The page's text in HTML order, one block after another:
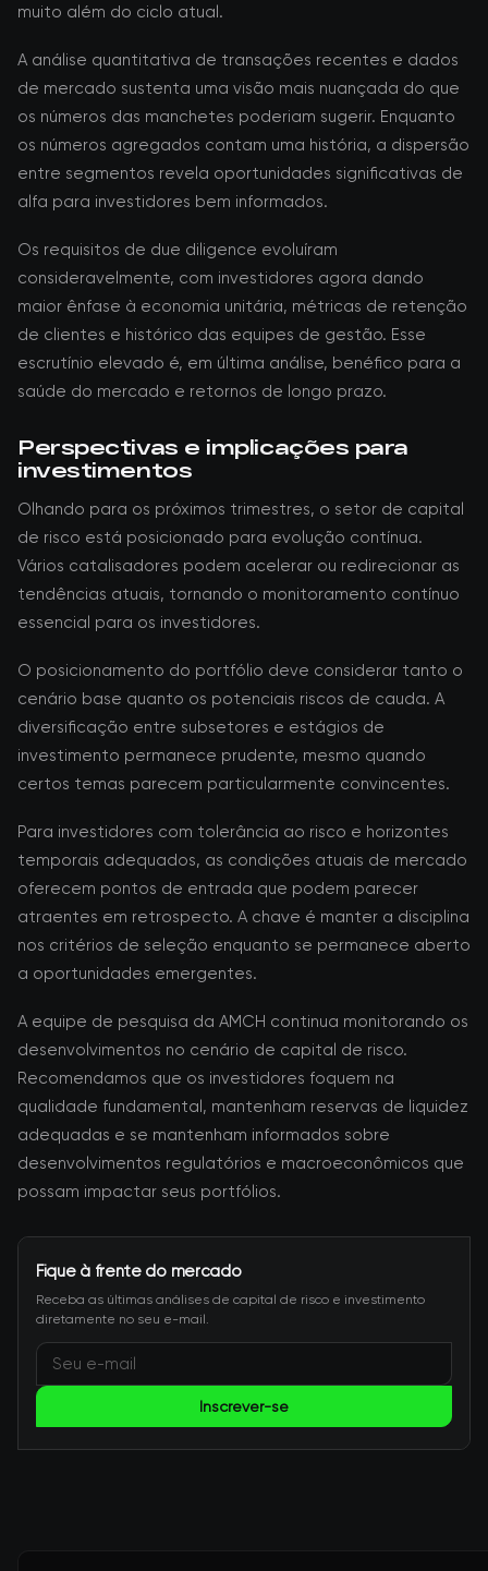
muito além do ciclo atual.
A análise quantitativa de transações recentes e dados
de mercado sustenta uma visão mais nuançada do que
os números das manchetes poderiam sugerir. Enquanto
os números agregados contam uma história, a dispersão
entre segmentos revela oportunidades significativas de
alfa para investidores bem informados.
Os requisitos de due diligence evoluíram
consideravelmente, com investidores agora dando
maior ênfase à economia unitária, métricas de retenção
de clientes e histórico das equipes de gestão. Esse
escrutínio elevado é, em última análise, benéfico para a
saúde do mercado e retornos de longo prazo.
Perspectivas e implicações para
investimentos
Olhando para os próximos trimestres, o setor de capital
de risco está posicionado para evolução contínua.
Vários catalisadores podem acelerar ou redirecionar as
tendências atuais, tornando o monitoramento contínuo
essencial para os investidores.
O posicionamento do portfólio deve considerar tanto o
cenário base quanto os potenciais riscos de cauda. A
diversificação entre subsetores e estágios de
investimento permanece prudente, mesmo quando
certos temas parecem particularmente convincentes.
Para investidores com tolerância ao risco e horizontes
temporais adequados, as condições atuais de mercado
oferecem pontos de entrada que podem parecer
atraentes em retrospecto. A chave é manter a disciplina
nos critérios de seleção enquanto se permanece aberto
a oportunidades emergentes.
A equipe de pesquisa da AMCH continua monitorando os
desenvolvimentos no cenário de capital de risco.
Recomendamos que os investidores foquem na
qualidade fundamental, mantenham reservas de liquidez
adequadas e se mantenham informados sobre
desenvolvimentos regulatórios e macroeconômicos que
possam impactar seus portfólios.
Fique à frente do mercado
Receba as últimas análises de capital de risco e investimento
diretamente no seu e-mail.
Inscrever-se